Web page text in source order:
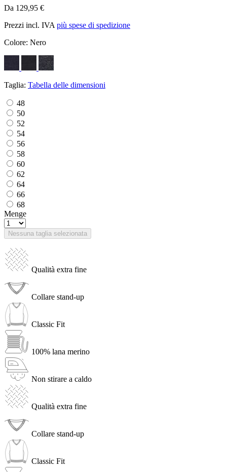
Da 129,95 €
Prezzi incl. IVA più spese di spedizione
Colore: Nero
Taglia: Tabella delle dimensioni
48
50
52
54
56
58
60
62
64
66
68
Menge
Nessuna taglia selezionata
Qualità extra fine
Collare stand-up
Classic Fit
100% lana merino
Non stirare a caldo
Qualità extra fine
Collare stand-up
Classic Fit